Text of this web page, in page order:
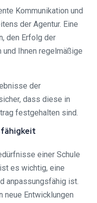
Kommunikation und
der Agentur. Eine
den Erfolg der
und Ihnen regelmäßige
der
dass diese in
festgehalten sind.
einer Schule
es wichtig, eine
anpassungsfähig ist.
neue Entwicklungen